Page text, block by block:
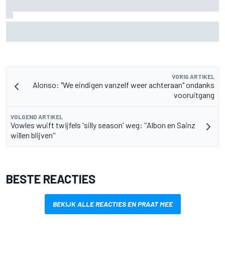
VORIG ARTIKEL
Alonso: "We eindigen vanzelf weer achteraan" ondanks
vooruitgang
VOLGEND ARTIKEL
Vowles wuift twijfels 'silly season' weg: ''Albon en Sainz
willen blijven''
BESTE REACTIES
BEKIJK ALLE REACTIES EN PRAAT MEE